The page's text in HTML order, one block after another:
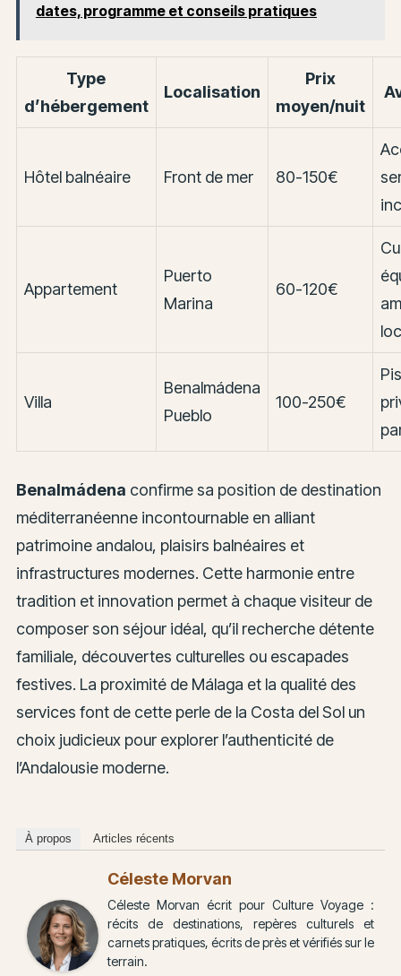
dates, programme et conseils pratiques
Type
d’hébergement
Localisation
Prix
moyen/nuit
Hôtel balnéaire Front de mer 80-150€
Appartement
Puerto
Marina
60-120€
Villa
Benalmádena
Pueblo
100-250€
Benalmádena confirme sa position de destination
méditerranéenne incontournable en alliant
patrimoine andalou, plaisirs balnéaires et
infrastructures modernes. Cette harmonie entre
tradition et innovation permet à chaque visiteur de
composer son séjour idéal, qu’il recherche détente
familiale, découvertes culturelles ou escapades
festives. La proximité de Málaga et la qualité des
services font de cette perle de la Costa del Sol un
choix judicieux pour explorer l’authenticité de
l’Andalousie moderne.
À propos Articles récents
Céleste Morvan
Céleste Morvan écrit pour Culture Voyage :
récits de destinations, repères culturels et
carnets pratiques, écrits de près et vérifiés sur le
terrain.